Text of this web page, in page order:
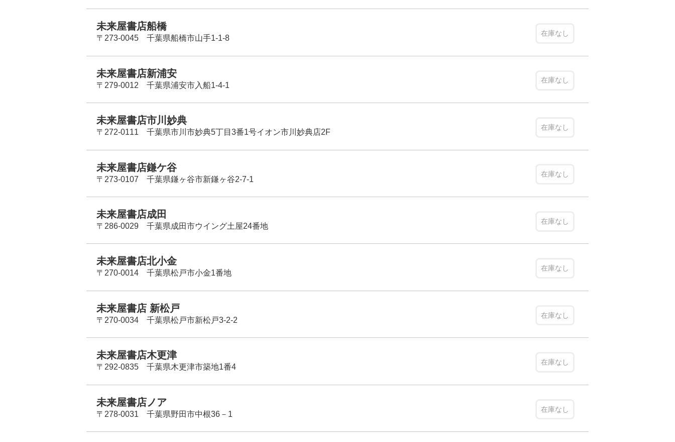
未来屋書店船橋
〒273-0045 千葉県船橋市山手1-1-8
在庫なし
未来屋書店新浦安
〒279-0012 千葉県浦安市入船1-4-1
在庫なし
未来屋書店市川妙典
〒272-0111 千葉県市川市妙典5丁目3番1号イオン市川妙典店2F
在庫なし
未来屋書店鎌ケ谷
〒273-0107 千葉県鎌ヶ谷市新鎌ヶ谷2-7-1
在庫なし
未来屋書店成田
〒286-0029 千葉県成田市ウイング土屋24番地
在庫なし
未来屋書店北小金
〒270-0014 千葉県松戸市小金1番地
在庫なし
未来屋書店 新松戸
〒270-0034 千葉県松戸市新松戸3-2-2
在庫なし
未来屋書店木更津
〒292-0835 千葉県木更津市築地1番4
在庫なし
未来屋書店ノア
〒278-0031 千葉県野田市中根36－1
在庫なし